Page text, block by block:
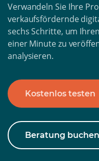
Verwandeln Sie Ihre
verkaufsfördernde
sechs Schritte, um
einer Minute zu
analysieren.
Kostenlos testen
Beratung buchen